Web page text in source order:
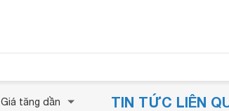
tăng dần TIN TỨC LIÊN